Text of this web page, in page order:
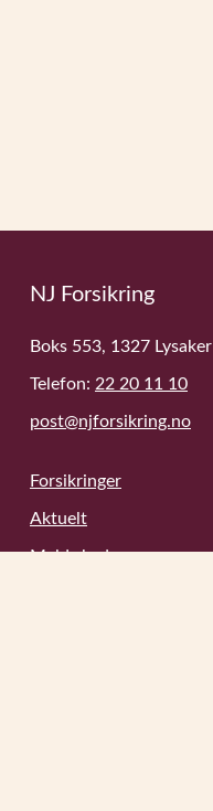
Forsikringer
Aktuelt
Meld skade
NJ Forsikring
Boks 553, 1327 Lysaker
Telefon: 22 20 11 10
post@njforsikring.no